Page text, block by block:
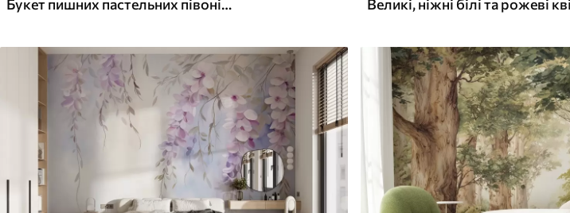
Букет пишних пастельних півоній та інших квітів на м'якому розмитому тлі